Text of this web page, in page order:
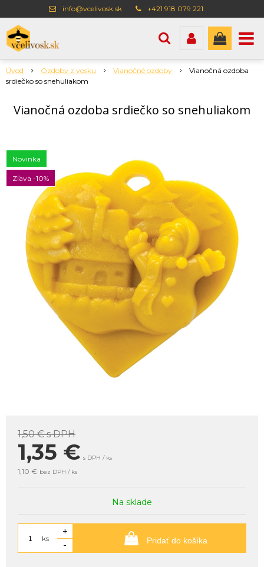
info@vcelivosk.sk +421 918 079 221
Úvod Ozdoby z vosku Vianočné ozdoby
Vianočná ozdoba
srdiečko so snehuliakom
Vianočná ozdoba srdiečko so snehuliakom
Novinka
Zľava -10%
1,50 €s DPH
1,35 € s DPH / ks
1,10 € bez DPH / ks
Na sklade
ks
+
-
Pridať do košíka